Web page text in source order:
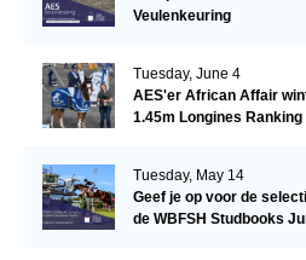
Veulenkeuring
Tuesday, June 4
AES'er African Affair
1.45m Longines Ranking
Tuesday, May 14
Geef je op voor de
de WBFSH Studbooks